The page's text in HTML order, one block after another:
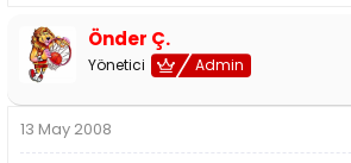
Önder Ç.
Yönetici Admin
13 May 2008